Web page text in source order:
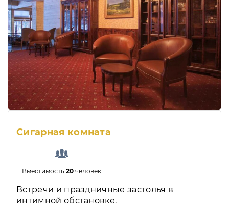
Сигарная комната
Вместимость20 человек
Встречи и праздничные застолья в
интимной обстановке.